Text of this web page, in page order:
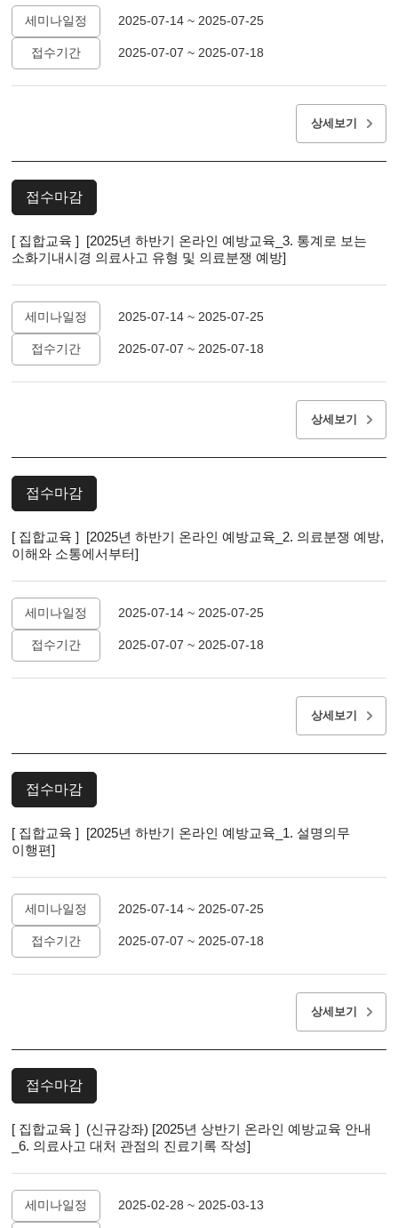
세미나일정 2025-07-14 ~ 2025-07-25
접수기간 2025-07-07 ~ 2025-07-18
상세보기
접수마감
[ 집합교육 ] [2025년 하반기 온라인 예방교육_3. 통계로 보는
소화기내시경 의료사고 유형 및 의료분쟁 예방]
세미나일정 2025-07-14 ~ 2025-07-25
접수기간 2025-07-07 ~ 2025-07-18
상세보기
접수마감
[ 집합교육 ] [2025년 하반기 온라인 예방교육_2. 의료분쟁 예방,
이해와 소통에서부터]
세미나일정 2025-07-14 ~ 2025-07-25
접수기간 2025-07-07 ~ 2025-07-18
상세보기
접수마감
[ 집합교육 ] [2025년 하반기 온라인 예방교육_1. 설명의무
이행편]
세미나일정 2025-07-14 ~ 2025-07-25
접수기간 2025-07-07 ~ 2025-07-18
상세보기
접수마감
[ 집합교육 ] (신규강좌) [2025년 상반기 온라인 예방교육 안내
_6. 의료사고 대처 관점의 진료기록 작성]
세미나일정 2025-02-28 ~ 2025-03-13